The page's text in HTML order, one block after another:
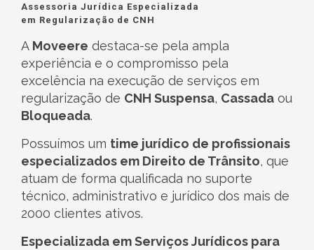
Assessoria Jurídica Especializada
em Regularização de CNH
A Moveere destaca-se pela ampla
experiência e o compromisso pela
excelência na execução de serviços em
regularização de CNH Suspensa, Cassada ou
Bloqueada.
Possuímos um time jurídico de profissionais
especializados em Direito de Trânsito, que
atuam de forma qualificada no suporte
técnico, administrativo e jurídico dos mais de
2000 clientes ativos.
Especializada em Serviços Jurídicos para